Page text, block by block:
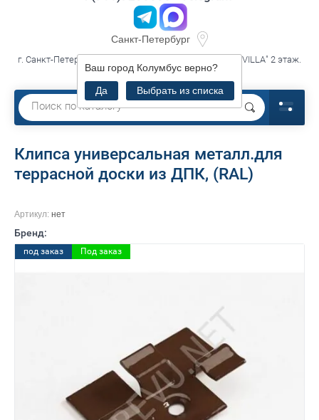
Санкт-Петербург
Ваш город Колумбус верно?
Да
Выбрать из списка
г. Санкт-Петербург, ул. Савушкина д.119 к3 лит.А, ТЦ."VILLA" 2 этаж.
секция В16
Клипса универсальная металл.для
террасной доски из ДПК, (RAL)
Артикул: нет
Бренд:
под заказ Под заказ